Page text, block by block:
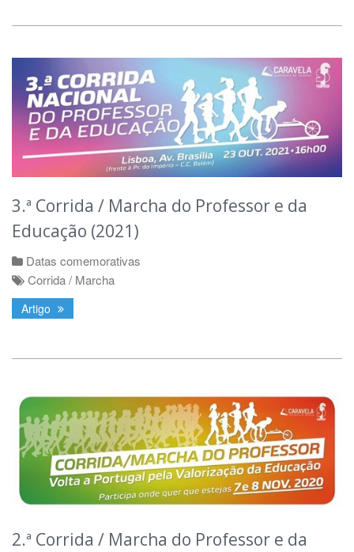
3.ª Corrida / Marcha do Professor e da
Educação (2021)
Datas comemorativas
Corrida / Marcha
Artigo
2.ª Corrida / Marcha do Professor e da